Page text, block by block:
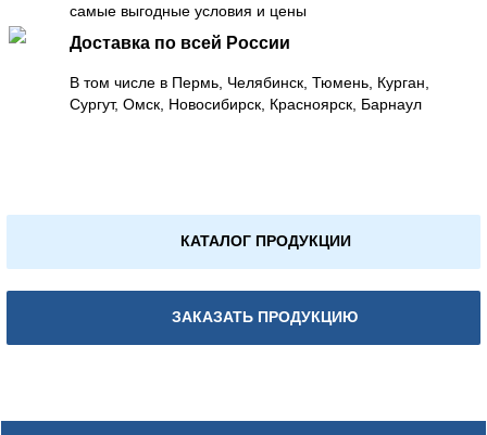
самые выгодные условия и цены
Доставка по всей России
В том числе в Пермь, Челябинск, Тюмень, Курган,
Сургут, Омск, Новосибирск, Красноярск, Барнаул
КАТАЛОГ ПРОДУКЦИИ
ЗАКАЗАТЬ ПРОДУКЦИЮ